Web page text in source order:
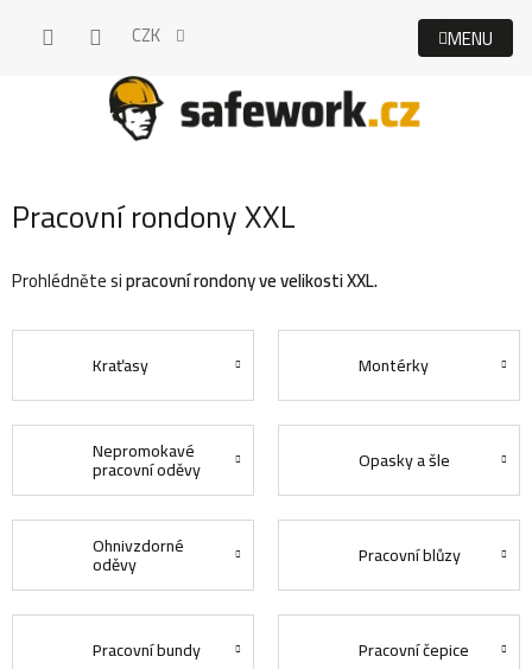
CZK
Pracovní rondony XXL
Prohlédněte sipracovní rondony ve velikosti XXL.
Kraťasy Montérky
Nepromokavé
pracovní oděvy Opasky a šle
Ohnivzdorné
oděvy Pracovní blůzy
Pracovní bundy Pracovní čepice